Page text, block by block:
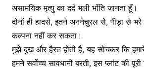
असामयिक मृत्यु का दर्द भली भाँति जानता हूँ।
दोनों ही हादसे, इतने अननेचुरल से, पीड़ा से
कल्पना नहीं कर सकता।
मुझे दुख और हैरत होती है, यह सोचकर कि
हमने सर्वोच्च सावधानी बरती, इस प्लांट की पूरी